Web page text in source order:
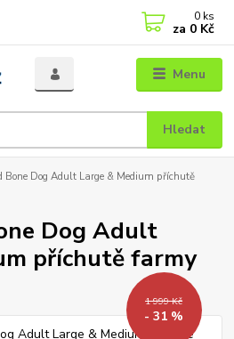
Menu
Hledat
0 ks
za 0 Kč
Bone Dog Adult Large & Medium příchutě
Dog Adult
příchutě farmy
1 999 Kč
- 31 %